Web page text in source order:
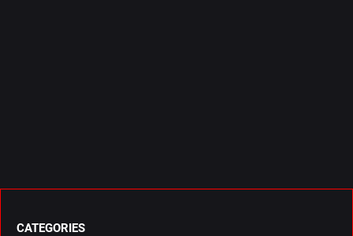
CATEGORIES